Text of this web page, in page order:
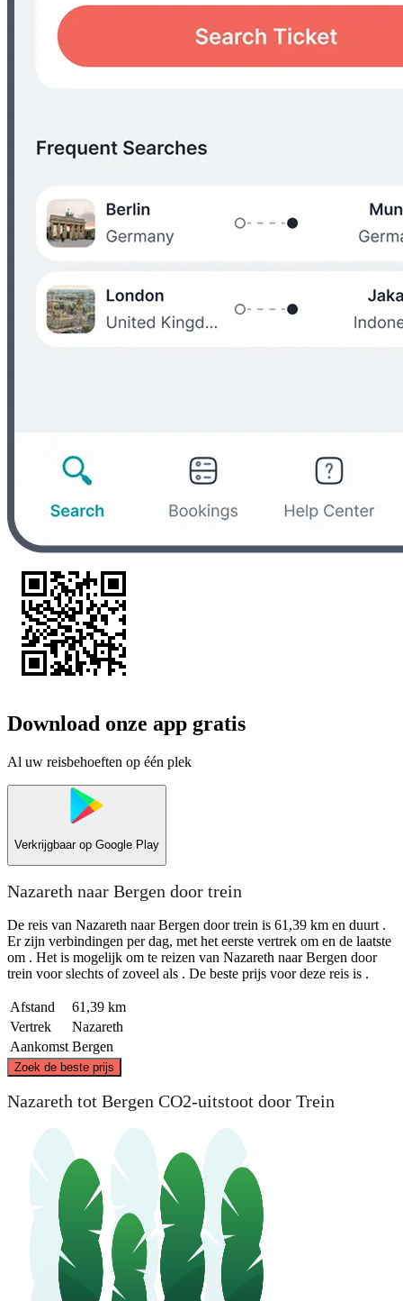
Download onze app gratis
Al uw reisbehoeften op één plek
Verkrijgbaar op Google Play
Nazareth naar Bergen door trein
De reis van Nazareth naar Bergen door trein is 61,39 km en duurt .
Er zijn verbindingen per dag, met het eerste vertrek om en de laatste
om . Het is mogelijk om te reizen van Nazareth naar Bergen door
trein voor slechts of zoveel als . De beste prijs voor deze reis is .
Afstand
61,39 km
Vertrek
Nazareth
Aankomst Bergen
Zoek de beste prijs
Mons
Nazareth tot Bergen CO2-uitstoot door Trein